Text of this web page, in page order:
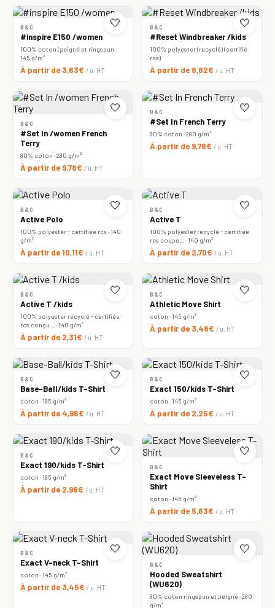
🤍
B&C
#inspire E150 /women
100% coton (peigné et ringspun ·
145 g/m²
À partir de 3,63€ / u. HT
🤍
B&C
#Reset Windbreaker /kids
100% polyester (recyclé) (certifié
rcs)
À partir de 8,82€ / u. HT
🤍
B&C
#Set In /women French
Terry
80% coton · 280 g/m²
À partir de 9,78€ / u. HT
🤍
B&C
#Set In French Terry
80% coton · 280 g/m²
À partir de 9,78€ / u. HT
🤍
B&C
Active Polo
100% polyester - certifiée rcs · 140
g/m²
À partir de 10,11€ / u. HT
🤍
B&C
Active T
100% polyester recyclé - certifiée
rcs coupe… · 140 g/m²
À partir de 2,70€ / u. HT
🤍
B&C
Active T /kids
100% polyester recyclé - certifiée
rcs conçu… · 140 g/m²
À partir de 2,31€ / u. HT
🤍
B&C
Athletic Move Shirt
coton · 145 g/m²
À partir de 3,48€ / u. HT
🤍
B&C
Base-Ball/kids T-Shirt
coton · 185 g/m²
À partir de 4,96€ / u. HT
🤍
B&C
Exact 150/kids T-Shirt
coton · 145 g/m²
À partir de 2,25€ / u. HT
🤍
B&C
Exact 190/kids T-Shirt
coton · 185 g/m²
À partir de 2,98€ / u. HT
🤍
B&C
Exact Move Sleeveless T-
Shirt
coton · 145 g/m²
À partir de 5,63€ / u. HT
🤍
B&C
Exact V-neck T-Shirt
coton · 145 g/m²
À partir de 3,45€ / u. HT
🤍
B&C
Hooded Sweatshirt
(WU620)
80% coton ringspun et peigné · 280
g/m²